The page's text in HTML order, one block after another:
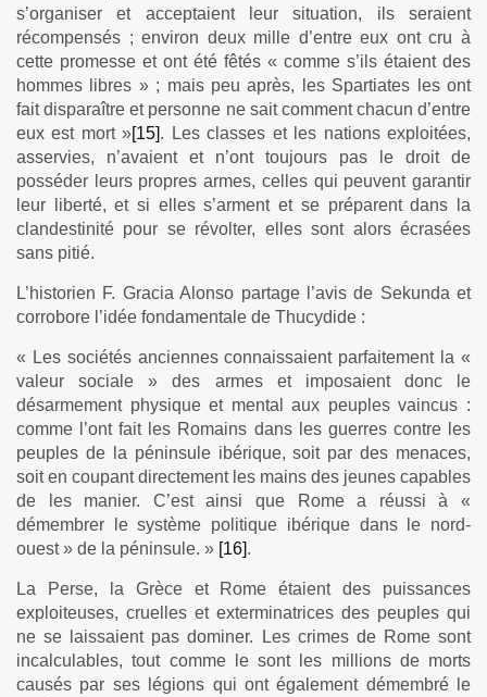
s’organiser et acceptaient leur situation, ils seraient
récompensés ; environ deux mille d’entre eux ont cru à
cette promesse et ont été fêtés « comme s’ils étaient des
hommes libres » ; mais peu après, les Spartiates les ont
fait disparaître et personne ne sait comment chacun d’entre
eux est mort »[15]. Les classes et les nations exploitées,
asservies, n’avaient et n’ont toujours pas le droit de
posséder leurs propres armes, celles qui peuvent garantir
leur liberté, et si elles s’arment et se préparent dans la
clandestinité pour se révolter, elles sont alors écrasées
sans pitié.
L’historien F. Gracia Alonso partage l’avis de Sekunda et
corrobore l’idée fondamentale de Thucydide :
« Les sociétés anciennes connaissaient parfaitement la «
valeur sociale » des armes et imposaient donc le
désarmement physique et mental aux peuples vaincus :
comme l’ont fait les Romains dans les guerres contre les
peuples de la péninsule ibérique, soit par des menaces,
soit en coupant directement les mains des jeunes capables
de les manier. C’est ainsi que Rome a réussi à «
démembrer le système politique ibérique dans le nord-
ouest » de la péninsule. » [16].
La Perse, la Grèce et Rome étaient des puissances
exploiteuses, cruelles et exterminatrices des peuples qui
ne se laissaient pas dominer. Les crimes de Rome sont
incalculables, tout comme le sont les millions de morts
causés par ses légions qui ont également démembré le